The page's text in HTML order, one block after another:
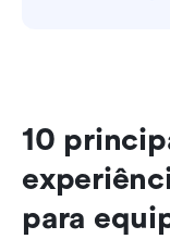
10
para